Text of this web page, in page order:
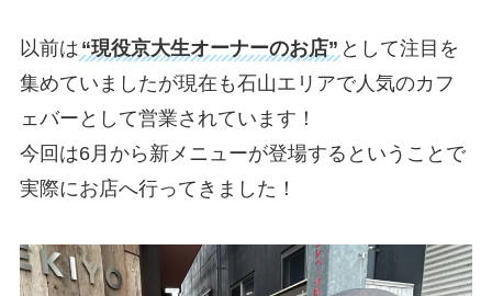
以前は “現役京大生オーナーのお店” として注目を
集めていましたが現在も石山エリアで人気のカフ
ェバーとして営業されています！
今回は6月から新メニューが登場するということで
実際にお店へ行ってきました！